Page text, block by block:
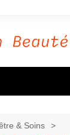
& Soins